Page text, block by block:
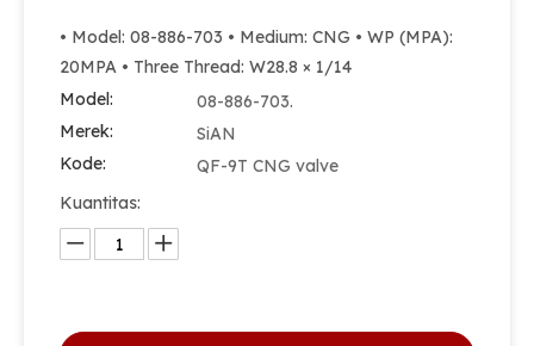
• Model: 08-886-703 • Medium: CNG • WP (MPA):
20MPA • Three Thread: W28.8 × 1/14
Model:
08-886-703.
Merek:
SiAN
Kode:
QF-9T CNG valve
Kuantitas: